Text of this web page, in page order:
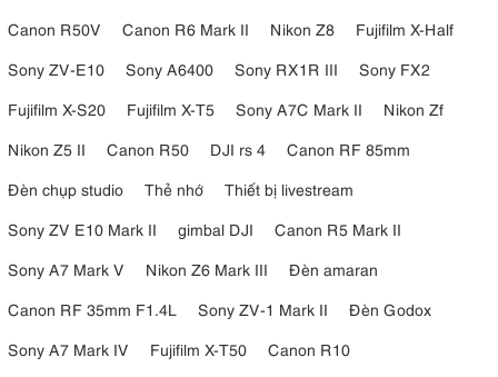
Canon R50V
Canon R6 Mark II Nikon Z8
Fujifilm X-Half
Sony ZV-E10
Sony A6400 Sony RX1R III
Sony FX2
Fujifilm X-S20
Fujifilm X-T5 Sony A7C Mark II
Nikon Zf
Nikon Z5 II
Canon R50 DJI rs 4
Canon RF 85mm
Đèn chụp studio
Thẻ nhớ
Thiết bị livestream
Sony ZV E10 Mark II
gimbal DJI
Canon R5 Mark II
Sony A7 Mark V
Nikon Z6 Mark III
Đèn amaran
Canon RF 35mm F1.4L
Sony ZV-1 Mark II
Đèn Godox
Sony A7 Mark IV
Fujifilm X-T50
Canon R10